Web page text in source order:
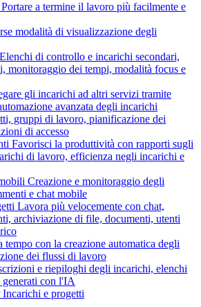
Portare a termine il lavoro più facilmente e
modalità di visualizzazione degli
Elenchi di controllo e incarichi secondari,
monitoraggio dei tempi, modalità focus e
gli incarichi ad altri servizi tramite
avanzata degli incarichi
gruppi di lavoro, pianificazione dei
di accesso
Favorisci la produttività con rapporti sugli
di lavoro, efficienza negli incarichi e
Creazione e monitoraggio degli
e chat mobile
Lavora più velocemente con chat,
archiviazione di file, documenti, utenti
tempo con la creazione automatica degli
dei flussi di lavoro
e riepiloghi degli incarichi, elenchi
con l'IA
e progetti